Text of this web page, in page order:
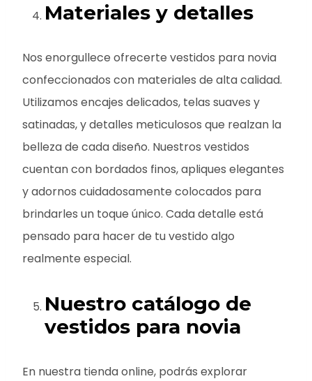
Materiales y detalles
Nos enorgullece ofrecerte vestidos para novia
confeccionados con materiales de alta calidad.
Utilizamos encajes delicados, telas suaves y
satinadas, y detalles meticulosos que realzan la
belleza de cada diseño. Nuestros vestidos
cuentan con bordados finos, apliques elegantes
y adornos cuidadosamente colocados para
brindarles un toque único. Cada detalle está
pensado para hacer de tu vestido algo
realmente especial.
Nuestro catálogo de
vestidos para novia
En nuestra tienda online, podrás explorar